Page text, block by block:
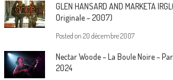
GLEN HANSARD AND MARKETA
Originale – 2007)
Posted on 20 décembre 2007
Nectar Woode – La Boule Noire –
2024